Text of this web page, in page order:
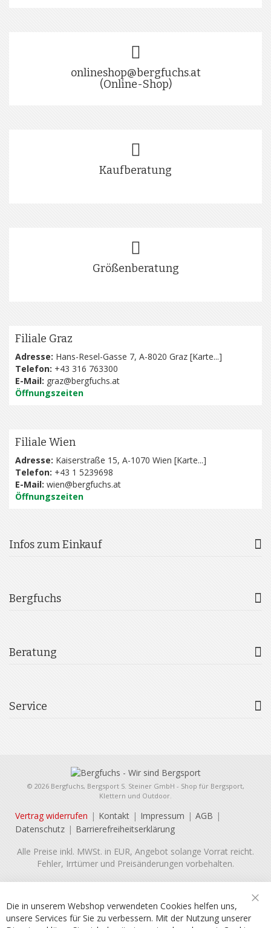
onlineshop@bergfuchs.at
(Online-Shop)
Kaufberatung
Größenberatung
Filiale Graz
Adresse: Hans-Resel-Gasse 7, A-8020 Graz [Karte...]
Telefon: +43 316 763300
E-Mail: graz@bergfuchs.at
Öffnungszeiten
Filiale Wien
Adresse: Kaiserstraße 15, A-1070 Wien [Karte...]
Telefon: +43 1 5239698
E-Mail: wien@bergfuchs.at
Öffnungszeiten
Infos zum Einkauf
Bergfuchs
Beratung
Service
© 2026 Bergfuchs, Bergsport S. Steiner GmbH - Shop für Bergsport,
Klettern und Outdoor.
Vertrag widerrufen Kontakt Impressum
AGB
Datenschutz
Barrierefreiheitserklärung
Alle Preise inkl. MWSt. in EUR, Angebot solange Vorrat reicht.
Fehler, Irrtümer und Preisänderungen vorbehalten.
Die in unserem Webshop verwendeten Cookies helfen uns,
unsere Services für Sie zu verbessern. Mit der Nutzung unserer